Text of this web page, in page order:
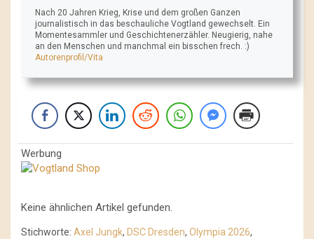
Nach 20 Jahren Krieg, Krise und dem großen Ganzen
journalistisch in das beschauliche Vogtland gewechselt. Ein
Momentesammler und Geschichtenerzähler. Neugierig, nahe
an den Menschen und manchmal ein bisschen frech. :)
Autorenprofil/Vita
Werbung
Keine ähnlichen Artikel gefunden.
Stichworte: Axel Jungk, DSC Dresden, Olympia 2026,